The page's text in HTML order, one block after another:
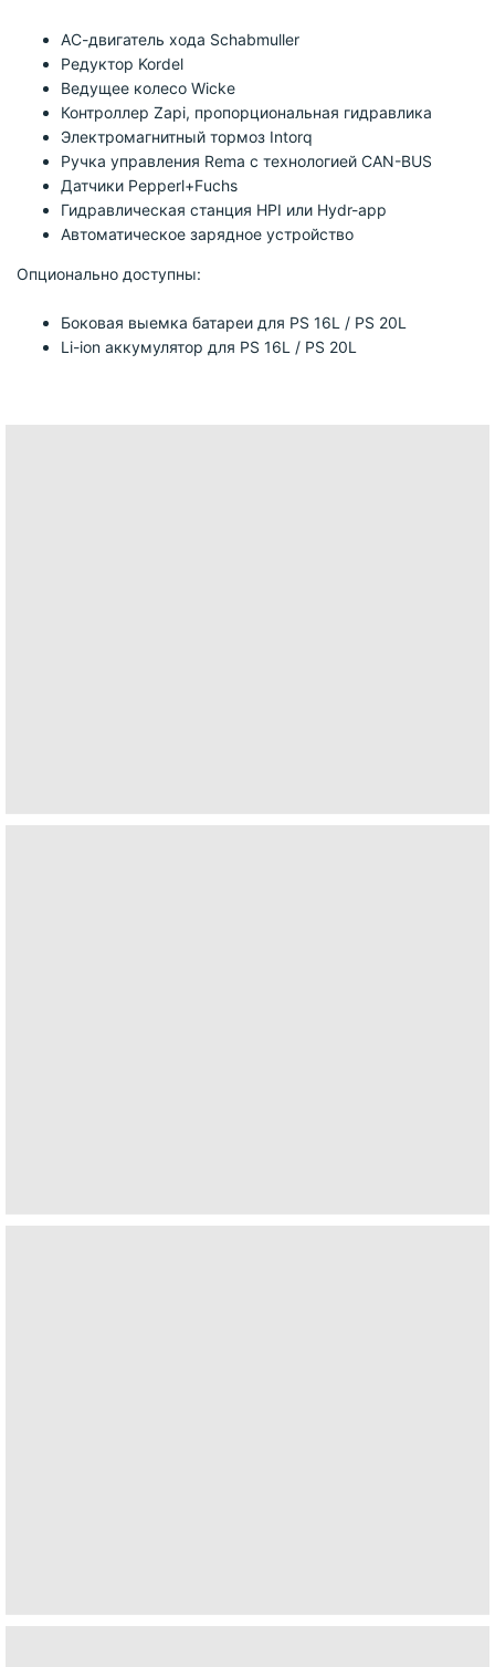
АС-двигатель хода Schabmuller
Редуктор Kordel
Ведущее колесо Wicke
Контроллер Zapi, пропорциональная гидравлика
Электромагнитный тормоз Intorq
Ручка управления Rema с технологией CAN-BUS
Датчики Pepperl+Fuchs
Гидравлическая станция HPI или Hydr-app
Автоматическое зарядное устройство
Опционально доступны:
Боковая выемка батареи для PS 16L / PS 20L
Li-ion аккумулятор для PS 16L / PS 20L